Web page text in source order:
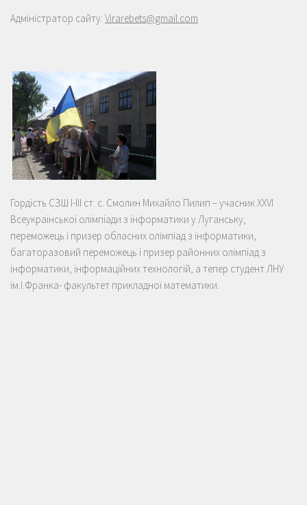
Адміністратор сайту: Virarebets@gmail.com
Гордість СЗШ І-ІІІ ст. с. Смолин Михайло Пилип – учасник XXVI
Всеукраїнської олімпіади з інформатики у Луганську,
переможець і призер обласних олімпіад з інформатики,
багаторазовий переможець і призер районних олімпіад з
інформатики, інформаційних технологій, а тепер студент ЛНУ
ім.І.Франка- факультет прикладної математики.